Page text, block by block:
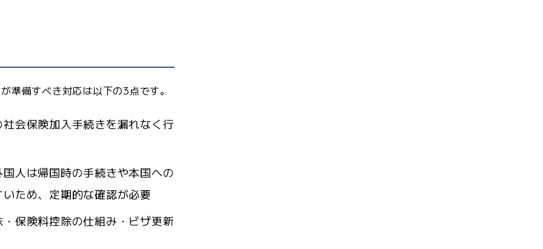
準備すべき対応は以下の3点です。
会保険加入手続きを漏れなく行
人は帰国時の手続きや本国への
ため、定期的な確認が必要
保険料控除の仕組み・ビザ更新